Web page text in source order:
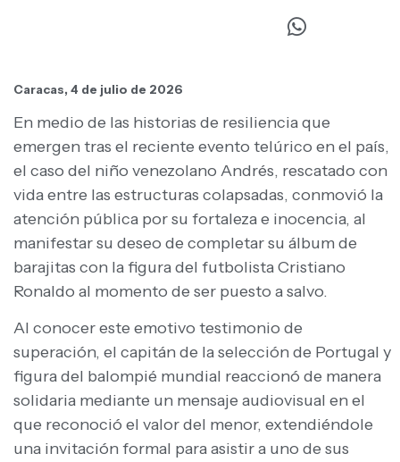
Caracas, 4 de julio de 2026
En medio de las historias de resiliencia que
emergen tras el reciente evento telúrico en el país,
el caso del niño venezolano Andrés, rescatado con
vida entre las estructuras colapsadas, conmovió la
atención pública por su fortaleza e inocencia, al
manifestar su deseo de completar su álbum de
barajitas con la figura del futbolista Cristiano
Ronaldo al momento de ser puesto a salvo.
Al conocer este emotivo testimonio de
superación, el capitán de la selección de Portugal y
figura del balompié mundial reaccionó de manera
solidaria mediante un mensaje audiovisual en el
que reconoció el valor del menor, extendiéndole
una invitación formal para asistir a uno de sus